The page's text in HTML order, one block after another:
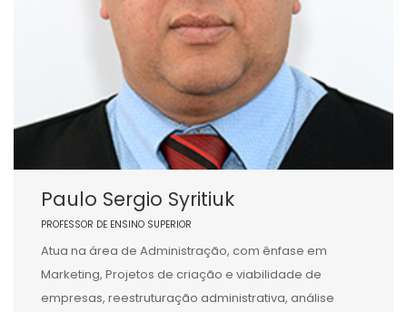
Paulo Sergio Syritiuk
PROFESSOR DE ENSINO SUPERIOR
Atua na área de Administração, com ênfase em
Marketing, Projetos de criação e viabilidade de
empresas, reestruturação administrativa, análise